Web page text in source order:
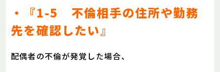
・『1-5 不倫相手の住所や勤務
先を確認したい』
配偶者の不倫が発覚した場合、